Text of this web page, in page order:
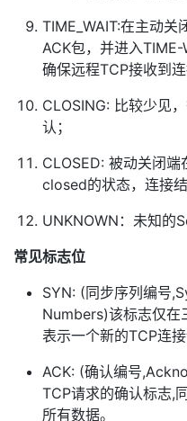
TIME_WAIT:在主动关
ACK包，并进入
确保远程TCP接收到
CLOSING: 比较少见
认；
CLOSED: 被动关闭端
closed的状态，连接
UNKNOWN：未知的
常见标志位
SYN: (同步序列编号
Numbers)该标志仅在
表示一个新的TCP连接
ACK: (确认编号
TCP请求的确认标志,
所有数据。